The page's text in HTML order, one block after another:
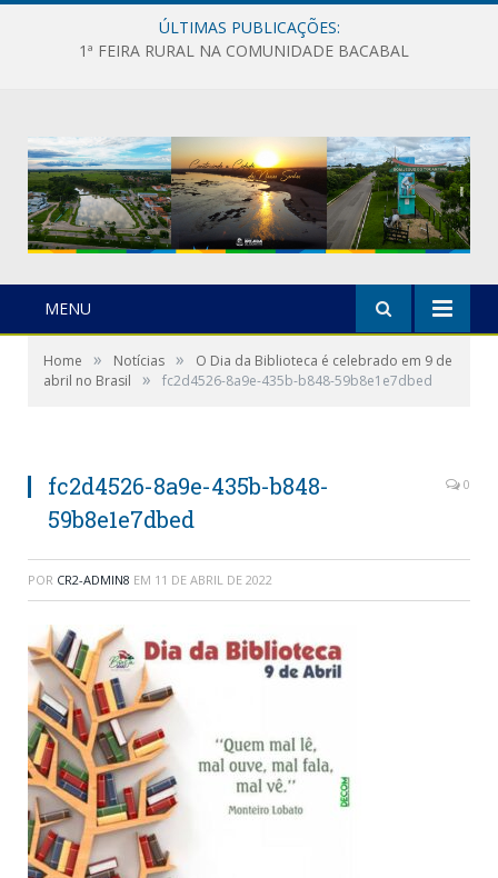
ÚLTIMAS PUBLICAÇÕES:
1ª FEIRA RURAL NA COMUNIDADE BACABAL
MENU
Home » Notícias »
O Dia da Biblioteca é celebrado em 9 de
abril no Brasil
» fc2d4526-8a9e-435b-b848-59b8e1e7dbed
fc2d4526-8a9e-435b-b848-
59b8e1e7dbed
0
POR CR2-ADMIN8 EM 11 DE ABRIL DE 2022